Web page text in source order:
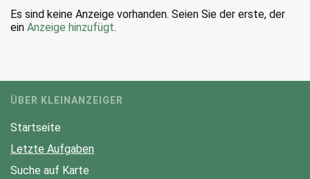
Es sind keine Anzeige vorhanden. Seien Sie der erste, der
ein Anzeige hinzufügt.
ÜBER KLEINANZEIGER
Startseite
Letzte Aufgaben
Suche auf Karte